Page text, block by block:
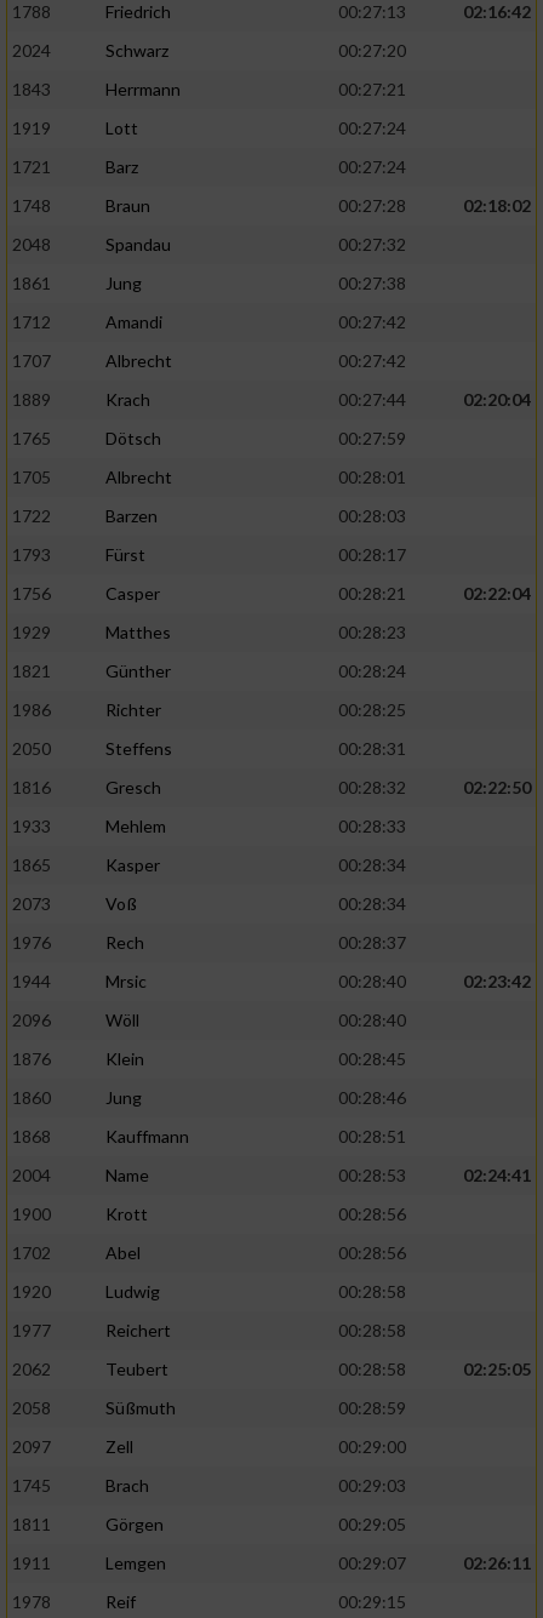
1788
Friedrich 00:27:13
02:16:42
2024
Schwarz
00:27:20
1843
Herrmann
00:27:21
1919
Lott
00:27:24
1721
Barz
00:27:24
1748
Braun 00:27:28
02:18:02
2048
Spandau
00:27:32
1861
Jung
00:27:38
1712
Amandi
00:27:42
1707
Albrecht
00:27:42
1889
Krach 00:27:44
02:20:04
1765
Dötsch
00:27:59
1705
Albrecht
00:28:01
1722
Barzen
00:28:03
1793
Fürst
00:28:17
1756
Casper 00:28:21
02:22:04
1929
Matthes
00:28:23
1821
Günther
00:28:24
1986
Richter
00:28:25
2050
Steffens
00:28:31
1816
Gresch 00:28:32
02:22:50
1933
Mehlem
00:28:33
1865
Kasper
00:28:34
2073
Voß
00:28:34
1976
Rech
00:28:37
1944
Mrsic 00:28:40
02:23:42
2096
Wöll
00:28:40
1876
Klein
00:28:45
1860
Jung
00:28:46
1868
Kauffmann
00:28:51
2004
Name 00:28:53
02:24:41
1900
Krott
00:28:56
1702
Abel
00:28:56
1920
Ludwig
00:28:58
1977
Reichert
00:28:58
2062
Teubert 00:28:58
02:25:05
2058
Süßmuth
00:28:59
2097
Zell
00:29:00
1745
Brach
00:29:03
1811
Görgen
00:29:05
1911
Lemgen 00:29:07
02:26:11
1978
Reif
00:29:15